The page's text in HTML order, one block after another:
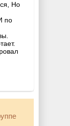
Но
по